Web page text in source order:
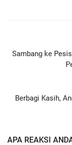
Sambang ke
Berbagi Kasih,
APA REAKSI